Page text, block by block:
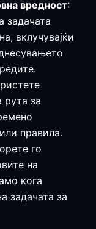
вредност:
задачата
вклучувајќи
рута за
правила.
го
на
кога
задачата за